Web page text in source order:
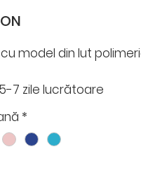
model din lut
7 zile lucrătoare
lucrătoare
Odaie îți va scrie pe
data expedierii și alte
*